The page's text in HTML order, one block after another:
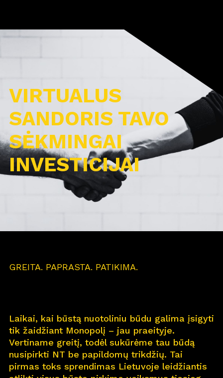
VIRTUALUS
SANDORIS TAVO
SĖKMINGAI
INVESTICIJAI
GREITA. PAPRASTA. PATIKIMA.
Laikai, kai būstą nuotoliniu būdu galima įsigyti
tik žaidžiant Monopolį – jau praeityje.
Vertiname greitį, todėl sukūrėme tau būdą
nusipirkti NT be papildomų trikdžių. Tai
pirmas toks sprendimas Lietuvoje leidžiantis